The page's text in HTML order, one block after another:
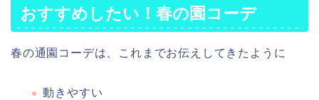
おすすめしたい！春の園コーデ
春の通園コーデは、これまでお伝えしてきたように
動きやすい